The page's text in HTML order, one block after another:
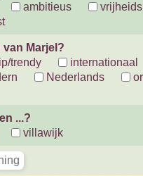
ambitieus
van Marjel?
trendy
internationaal
Nederlands
...?
villawijk